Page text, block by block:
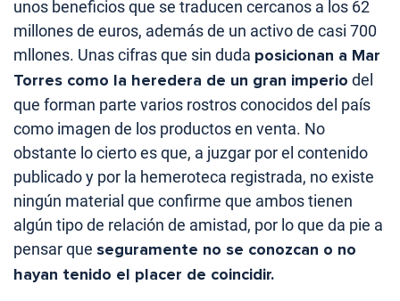
unos beneficios que se traducen cercanos a los 62
millones de euros, además de un activo de casi 700
mllones. Unas cifras que sin duda posicionan a Mar
Torres como la heredera de un gran imperio del
que forman parte varios rostros conocidos del país
como imagen de los productos en venta. No
obstante lo cierto es que, a juzgar por el contenido
publicado y por la hemeroteca registrada, no existe
ningún material que confirme que ambos tienen
algún tipo de relación de amistad, por lo que da pie a
pensar que seguramente no se conozcan o no
hayan tenido el placer de coincidir.